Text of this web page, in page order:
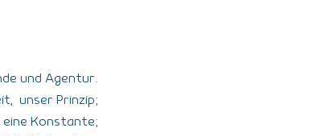
und Agentur.
unser Prinzip;
Konstante;